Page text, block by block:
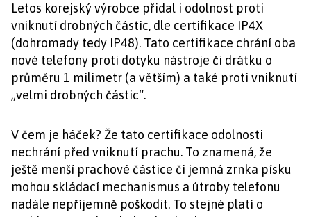
Letos korejský výrobce přidal i odolnost proti
vniknutí drobných částic, dle certifikace IP4X
(dohromady tedy IP48). Tato certifikace chrání oba
nové telefony proti dotyku nástroje či drátku o
průměru 1 milimetr (a větším) a také proti vniknutí
„velmi drobných částic“.
V čem je háček? Že tato certifikace odolnosti
nechrání před vniknutí prachu. To znamená, že
ještě menší prachové částice či jemná zrnka písku
mohou skládací mechanismus a útroby telefonu
nadále nepříjemně poškodit. To stejné platí o